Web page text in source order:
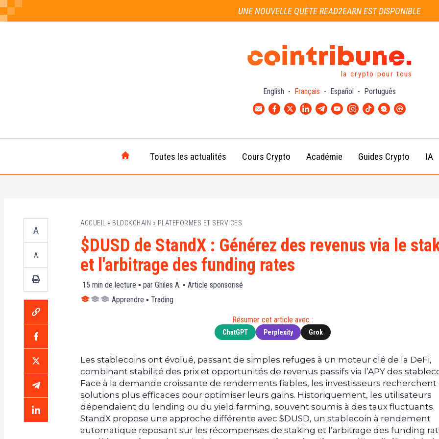
UNE NOUVELLE QUÊTE READ2EARN EST DISPONIBLE
la crypto pour tous
English - Français - Español - Português
Toutes les actualités
Crypto
Actu
Web3
Actu
Tech
Cours Crypto
(BTC)
XRP
(XRP)
Académie
Débutant
Intermédiaire
Guides Crypto IA
A
A
ACCUEIL » BLOCKCHAIN » PLATEFORMES ET SERVICES
$DUSD de StandX : Générez des revenus via le
et l'arbitrage des funding rates
15 min de lecture ▪ par Ghiles A. ▪ Article sponsorisé
Apprendre ▪ Trading
Résumer cet article avec :
ChatGPT Perplexity Grok
Les stablecoins ont évolué, passant de simples refuges à un moteur clé de la DeFi,
combinant stabilité des prix et opportunités de revenus passifs via l’APY des
Face à la demande croissante de rendements fiables, les investisseurs recherchent
solutions plus efficaces pour optimiser leurs gains. Historiquement, les utilisateurs
dépendaient du lending ou du yield farming, souvent soumis à des taux fluctuants.
StandX propose une approche différente avec $DUSD, un stablecoin à rendement
automatique reposant sur les récompenses de staking et l’arbitrage des funding